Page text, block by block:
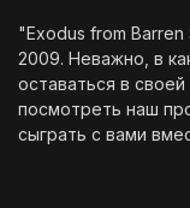
"Exodus from
2009. Неважно, в
оставаться в
посмотреть наш
сыграть с вами